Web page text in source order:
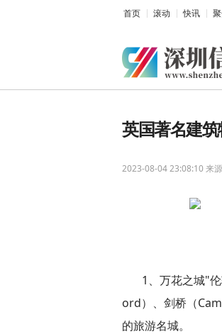
首页 滚动 快讯
英国著名建
2023-08-04 23:08:10来
1、万花之城"
ord）、剑桥（
的旅游名城。